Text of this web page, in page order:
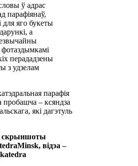
ў адрас
парафіянаў,
яго букеты
а
перададзены
з удзелам
парафія
пробашча – ксяндза
які дагэтуль
скрыншоты
відэа –